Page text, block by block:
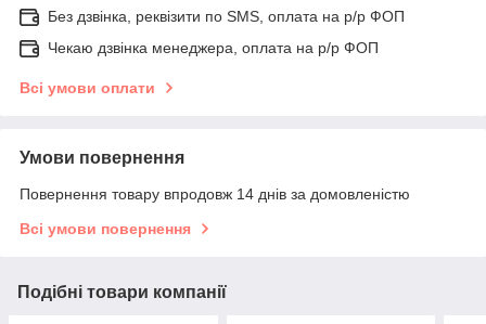
Без дзвінка, реквізити по SMS, оплата на р/р ФОП
Чекаю дзвінка менеджера, оплата на р/р ФОП
Всі умови оплати
Умови повернення
Повернення товару впродовж 14 днів за домовленістю
Всі умови повернення
Подібні товари компанії